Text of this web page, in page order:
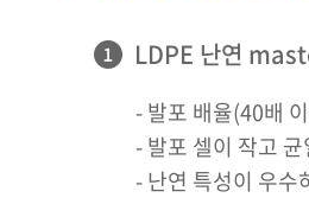
LDPE 난연
- 발포 배율(40배
- 발포 셀이 작고
- 난연 특성이 우수